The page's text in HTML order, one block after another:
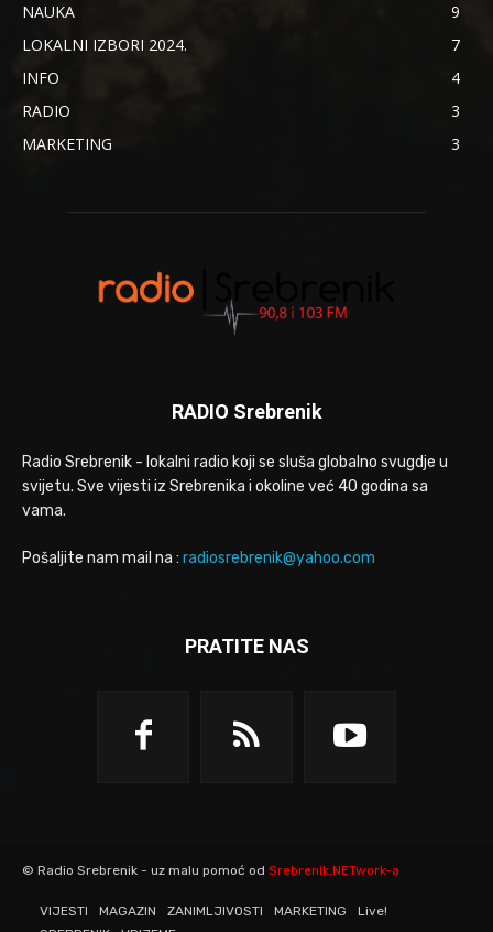
NAUKA
9
LOKALNI IZBORI 2024.
7
INFO
4
RADIO
3
MARKETING
3
RADIO Srebrenik
Radio Srebrenik - lokalni radio koji se sluša globalno svugdje u
svijetu. Sve vijesti iz Srebrenika i okoline već 40 godina sa
vama.
Pošaljite nam mail na : radiosrebrenik@yahoo.com
PRATITE NAS
© Radio Srebrenik - uz malu pomoć od Srebrenik.NETwork-a
VIJESTI MAGAZIN ZANIMLJIVOSTI MARKETING
Live!